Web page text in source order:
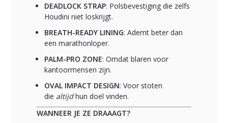
DEADLOCK STRAP: Polsbevestiging die zelfs
Houdini niet loskrijgt.
BREATH-READY LINING: Ademt beter dan
een marathonloper.
PALM-PRO ZONE: Omdat blaren voor
kantoormensen zijn.
OVAL IMPACT DESIGN: Voor stoten
die altijdhun doel vinden.
WANNEER JE ZE DRAAAGT?